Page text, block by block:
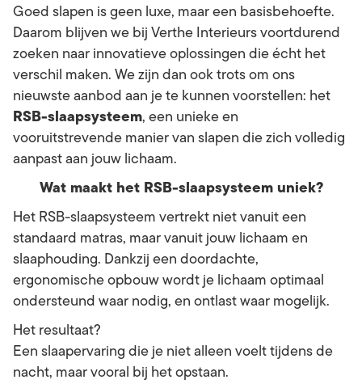
Goed slapen is geen luxe, maar een basisbehoefte.
Daarom blijven we bij Verthe Interieurs voortdurend
zoeken naar innovatieve oplossingen die écht het
verschil maken. We zijn dan ook trots om ons
nieuwste aanbod aan je te kunnen voorstellen: het
RSB-slaapsysteem, een unieke en
vooruitstrevende manier van slapen die zich volledig
aanpast aan jouw lichaam.
Wat maakt het RSB-slaapsysteem uniek?
Het RSB-slaapsysteem vertrekt niet vanuit een
standaard matras, maar vanuit jouw lichaam en
slaaphouding. Dankzij een doordachte,
ergonomische opbouw wordt je lichaam optimaal
ondersteund waar nodig, en ontlast waar mogelijk.
Het resultaat?
Een slaapervaring die je niet alleen voelt tijdens de
nacht, maar vooral bij het opstaan.